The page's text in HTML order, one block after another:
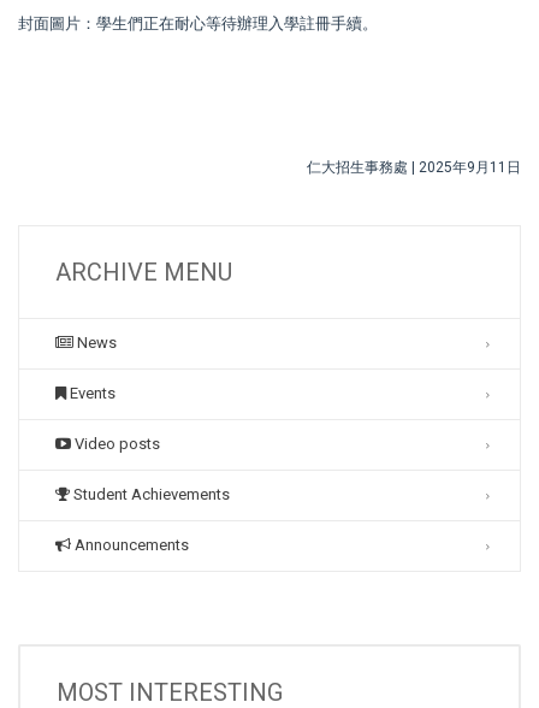
封面圖片：學生們正在耐心等待辦理入學註冊手續。
仁大招生事務處 | 2025年9月11日
ARCHIVE MENU
News
Events
Video posts
Student Achievements
Announcements
MOST INTERESTING